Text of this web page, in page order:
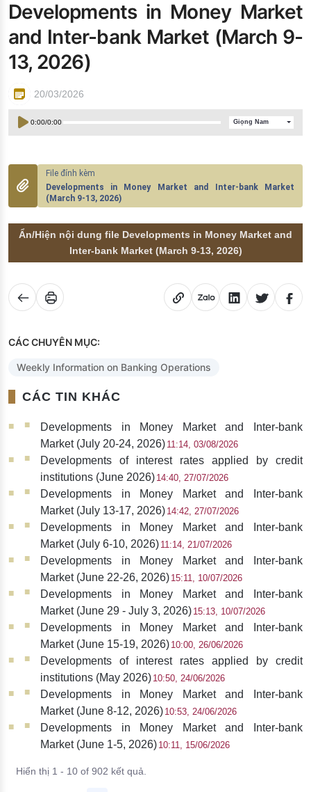
Đào tạo ISO
Developments in Money Market
and Inter-bank Market (March 9-
13, 2026)
20/03/2026
0:00/0:00 Giọng Nam
Developments in Money Market and Inter-bank Market
(March 9-13, 2026)
Ẩn/Hiện nội dung file Developments in Money Market and
Inter-bank Market (March 9-13, 2026)
CÁC CHUYÊN MỤC:
Weekly Information on Banking Operations
CÁC TIN KHÁC
Developments in Money Market and Inter-bank
Market (July 20-24, 2026) 11:14, 03/08/2026
Developments of interest rates applied by credit
institutions (June 2026) 14:40, 27/07/2026
Developments in Money Market and Inter-bank
Market (July 13-17, 2026) 14:42, 27/07/2026
Developments in Money Market and Inter-bank
Market (July 6-10, 2026) 11:14, 21/07/2026
Developments in Money Market and Inter-bank
Market (June 22-26, 2026) 15:11, 10/07/2026
Developments in Money Market and Inter-bank
Market (June 29 - July 3, 2026) 15:13, 10/07/2026
Developments in Money Market and Inter-bank
Market (June 15-19, 2026) 10:00, 26/06/2026
Developments of interest rates applied by credit
institutions (May 2026) 10:50, 24/06/2026
Developments in Money Market and Inter-bank
Market (June 8-12, 2026) 10:53, 24/06/2026
Developments in Money Market and Inter-bank
Market (June 1-5, 2026) 10:11, 15/06/2026
Hiển thị 1 - 10 of 902 kết quả.